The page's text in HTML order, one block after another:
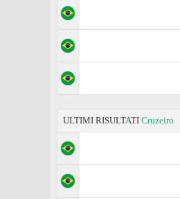
ULTIMI RISULTATI Cruzeiro